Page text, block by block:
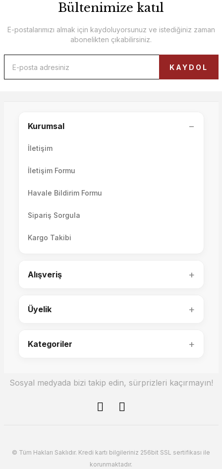
Volo & Como Collection Koltuk Takımı ve Tetri Berjersiz
Domino Büyük Köşe Takımı
Bültenimize katıl
E-postalarımızı almak için kaydoluyorsunuz ve istediğiniz zaman
abonelikten çıkabilirsiniz.
KAYDOL
Kurumsal −
İletişim
İletişim Formu
Havale Bildirim Formu
Sipariş Sorgula
Kargo Takibi
Alışveriş +
Üyelik +
Kategoriler +
Sosyal medyada bizi takip edin, sürprizleri kaçırmayın!
© Tüm Hakları Saklıdır. Kredi kartı bilgileriniz 256bit SSL sertifikası ile
korunmaktadır.